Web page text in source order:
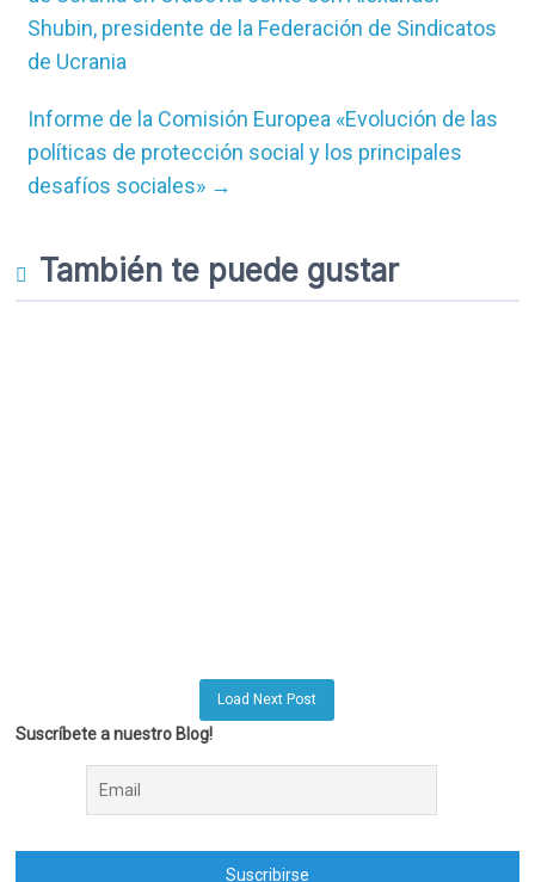
Shubin, presidente de la Federación de Sindicatos
de Ucrania
Informe de la Comisión Europea «Evolución de las
políticas de protección social y los principales
desafíos sociales» →
También te puede gustar
Load Next Post
Suscríbete a nuestro Blog!